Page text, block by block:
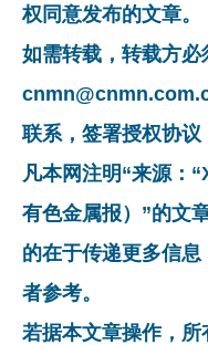
权同意发布的文章。
如需转载，转载方必
联系，签署授权协议
凡本网注明“来源：
有色金属报）”的文
的在于传递更多信
者参考。
若据本文章操作，所